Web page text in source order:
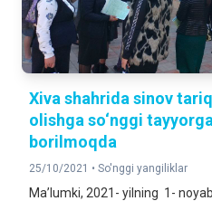
Xiva shahrida sinov
olishga so‘nggi
borilmoqda
25/10/2021 • So'nggi yangiliklar
Ma’lumki, 2021- yilning 1-